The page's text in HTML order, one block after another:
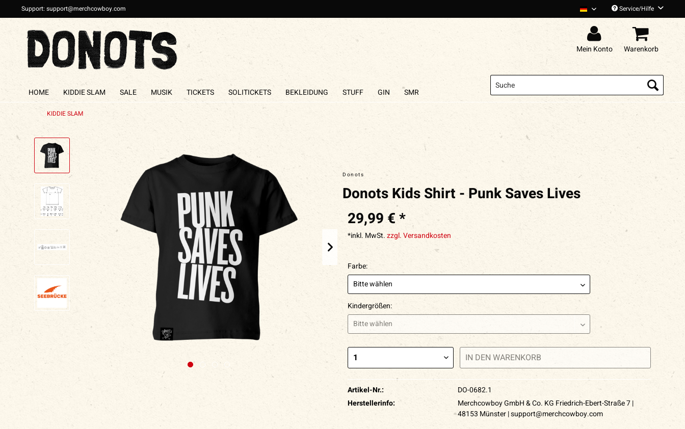
Support: support@merchcowboy.com Donots DeutschService/Hilfe
Mein Konto Warenkorb
HOME KIDDIE SLAM SALE MUSIK TICKETS SOLITICKETS BEKLEIDUNG STUFF GIN SMR
KIDDIE SLAM
Donots
Donots Kids Shirt - Punk Saves Lives
29,99 € *
*inkl. MwSt.zzgl. Versandkosten
Farbe:
Kindergrößen:
IN DEN WARENKORB
Artikel-Nr.:
DO-0682.1
Herstellerinfo:
Merchcowboy GmbH & Co. KG Friedrich-Ebert-Straße 7 |
48153 Münster | support@merchcowboy.com